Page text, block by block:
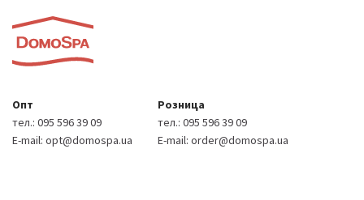
Опт
тел.: 095 596 39 09
E-mail: opt@domospa.ua
Розница
тел.: 095 596 39 09
E-mail: order@domospa.ua